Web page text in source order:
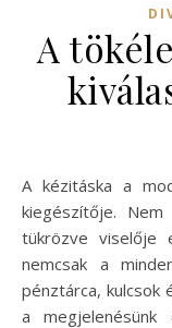
A
A kézitáska a modern női divat egyik elengedhetetlen
kiegészítője.
tükrözve viselője
nemcsak a
pénztárca, kulcsok
a megjelenésünk